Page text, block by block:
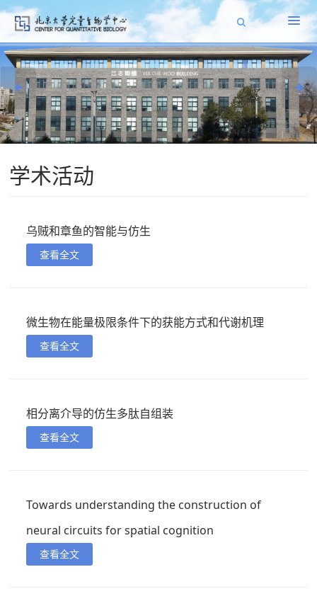
学术活动
乌贼和章鱼的智能与仿生
查看全文
微生物在能量极限条件下的获能方式和代谢机理
查看全文
相分离介导的仿生多肽自组装
查看全文
Towards understanding the construction of
neural circuits for spatial cognition
查看全文